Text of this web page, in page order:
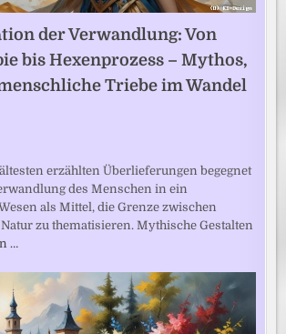
der Verwandlung: Von
bis Hexenprozess – Mythos,
Triebe im Wandel
erzählten Überlieferungen begegnet
des Menschen in ein
als Mittel, die Grenze zwischen
zu thematisieren. Mythische Gestalten
…